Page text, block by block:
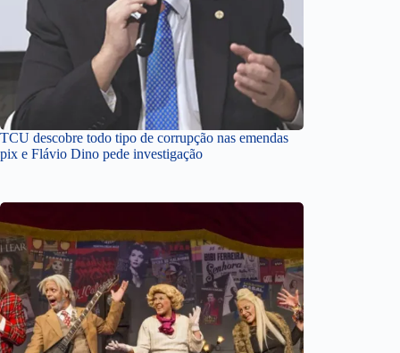
TCU descobre todo tipo de corrupção nas emendas
pix e Flávio Dino pede investigação